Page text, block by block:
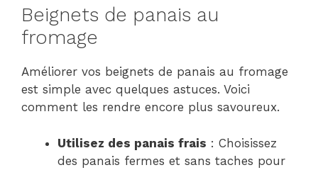
Beignets de panais au
fromage
Améliorer vos beignets de panais au fromage
est simple avec quelques astuces. Voici
comment les rendre encore plus savoureux.
Utilisez des panais frais : Choisissez
des panais fermes et sans taches pour